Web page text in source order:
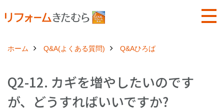
ホーム Q&A(よくある質問) Q&Aひろば
Q2-12. カギを増やしたいのです
が、どうすればいいですか?